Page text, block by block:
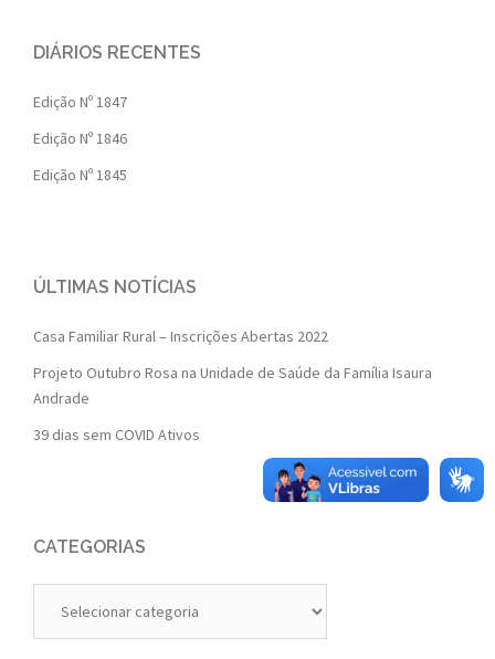
DIÁRIOS RECENTES
Edição Nº 1847
Edição Nº 1846
Edição Nº 1845
ÚLTIMAS NOTÍCIAS
Casa Familiar Rural – Inscrições Abertas 2022
Projeto Outubro Rosa na Unidade de Saúde da Família Isaura
Andrade
39 dias sem COVID Ativos
CATEGORIAS